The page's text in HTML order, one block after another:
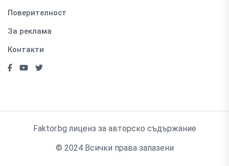
Поверителност
За реклама
Контакти
Faktor.bg лиценз за авторско съдържание
© 2024 Всички права запазени